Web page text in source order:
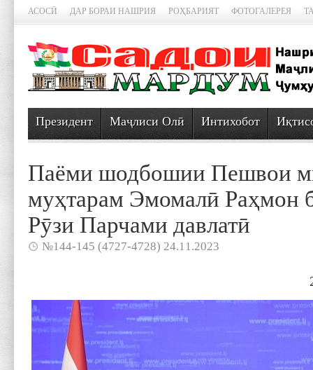
АСОСӢ ДАР БОРАИ НАШРИЯ РОҲБАРИЯТ ФОТОГАЛЕРЕЯ
Президент Маҷлиси Олӣ Интихобот
Паёми шодбошии Пешвои
муҳтарам Эмомалӣ Раҳмон
Рӯзи Парчами давлатӣ
№144-145 (4727-4728) 24.11.2023